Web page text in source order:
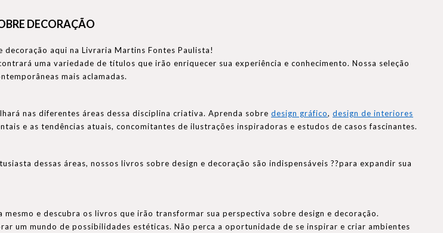
DECORAÇÃO
aqui na Livraria Martins Fontes Paulista!
uma variedade de títulos que irão enriquecer sua experiência e conhecimento. Nossa seleção
mais aclamadas.
nas diferentes áreas dessa disciplina criativa. Aprenda sobre design gráfico, design de interiores
e as tendências atuais, concomitantes de ilustrações inspiradoras e estudos de casos fascinantes.
dessas áreas, nossos livros sobre design e decoração são indispensáveis ??para expandir sua
e descubra os livros que irão transformar sua perspectiva sobre design e decoração.
um mundo de possibilidades estéticas. Não perca a oportunidade de se inspirar e criar ambientes